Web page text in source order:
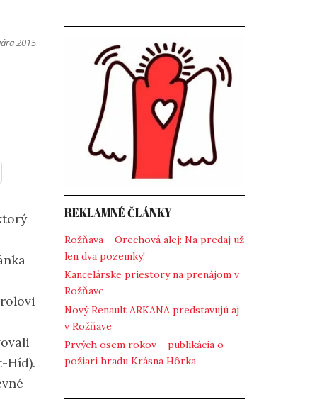
2015
Híd).
REKLAMNÉ ČLÁNKY
Rožňava – Orechová alej: Na predaj už
len dva pozemky!
Kancelárske priestory na prenájom v
Rožňave
Nový Renault ARKANA predstavujú aj
v Rožňave
Prvých osem rokov – publikácia o
požiari hradu Krásna Hôrka